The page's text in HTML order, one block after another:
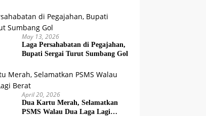
May 13, 2026
Laga Persahabatan di Pegajahan,
Bupati Sergai Turut Sumbang Gol
April 20, 2026
Dua Kartu Merah, Selamatkan
PSMS Walau Dua Laga Lagi